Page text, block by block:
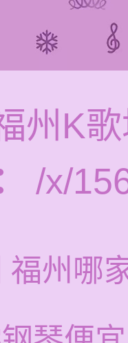
州K
/x/
福州哪